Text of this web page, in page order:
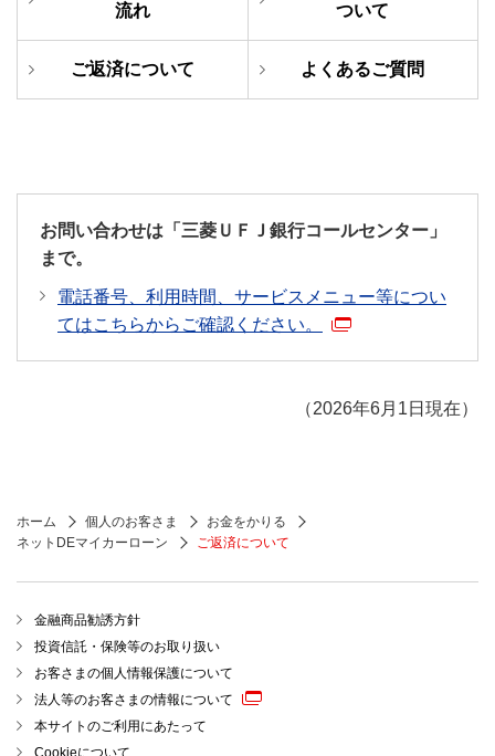
流れ
ついて
ご返済について よくあるご質問
お問い合わせは「三菱ＵＦＪ銀行コールセンター」
まで。
電話番号、利用時間、サービスメニュー等につい
てはこちらからご確認ください。
（2026年6月1日現在）
ホーム 個人のお客さま
お金をかりる
ネットDEマイカーローン
ご返済について
金融商品勧誘方針
投資信託・保険等のお取り扱い
お客さまの個人情報保護について
法人等のお客さまの情報について
本サイトのご利用にあたって